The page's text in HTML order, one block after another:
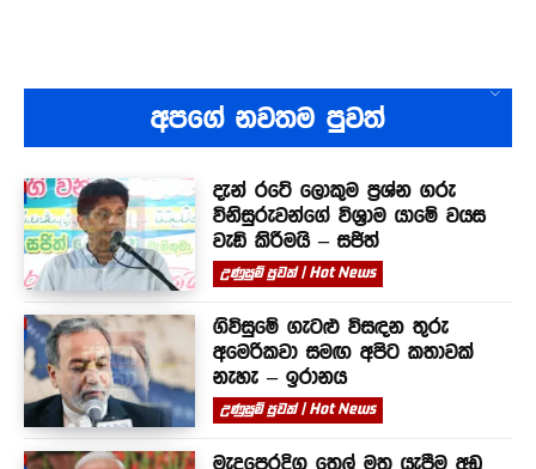
අපගේ නවතම පුවත්
දැන් රටේ ලොකුම ප්‍රශ්න ගරු
විනිසුරුවන්ගේ විශ්‍රාම යාමේ වයස
වැඩි කිරීමයි – සජිත්
උණුසුම් පුවත් | Hot News
ගිවිසුමේ ගැටළු විසඳන තුරු
අමෙරිකවා සමඟ අපිට කතාවක්
නැහැ – ඉරානය
උණුසුම් පුවත් | Hot News
මැදපෙරදිග තෙල් මත යැපීම අඩු